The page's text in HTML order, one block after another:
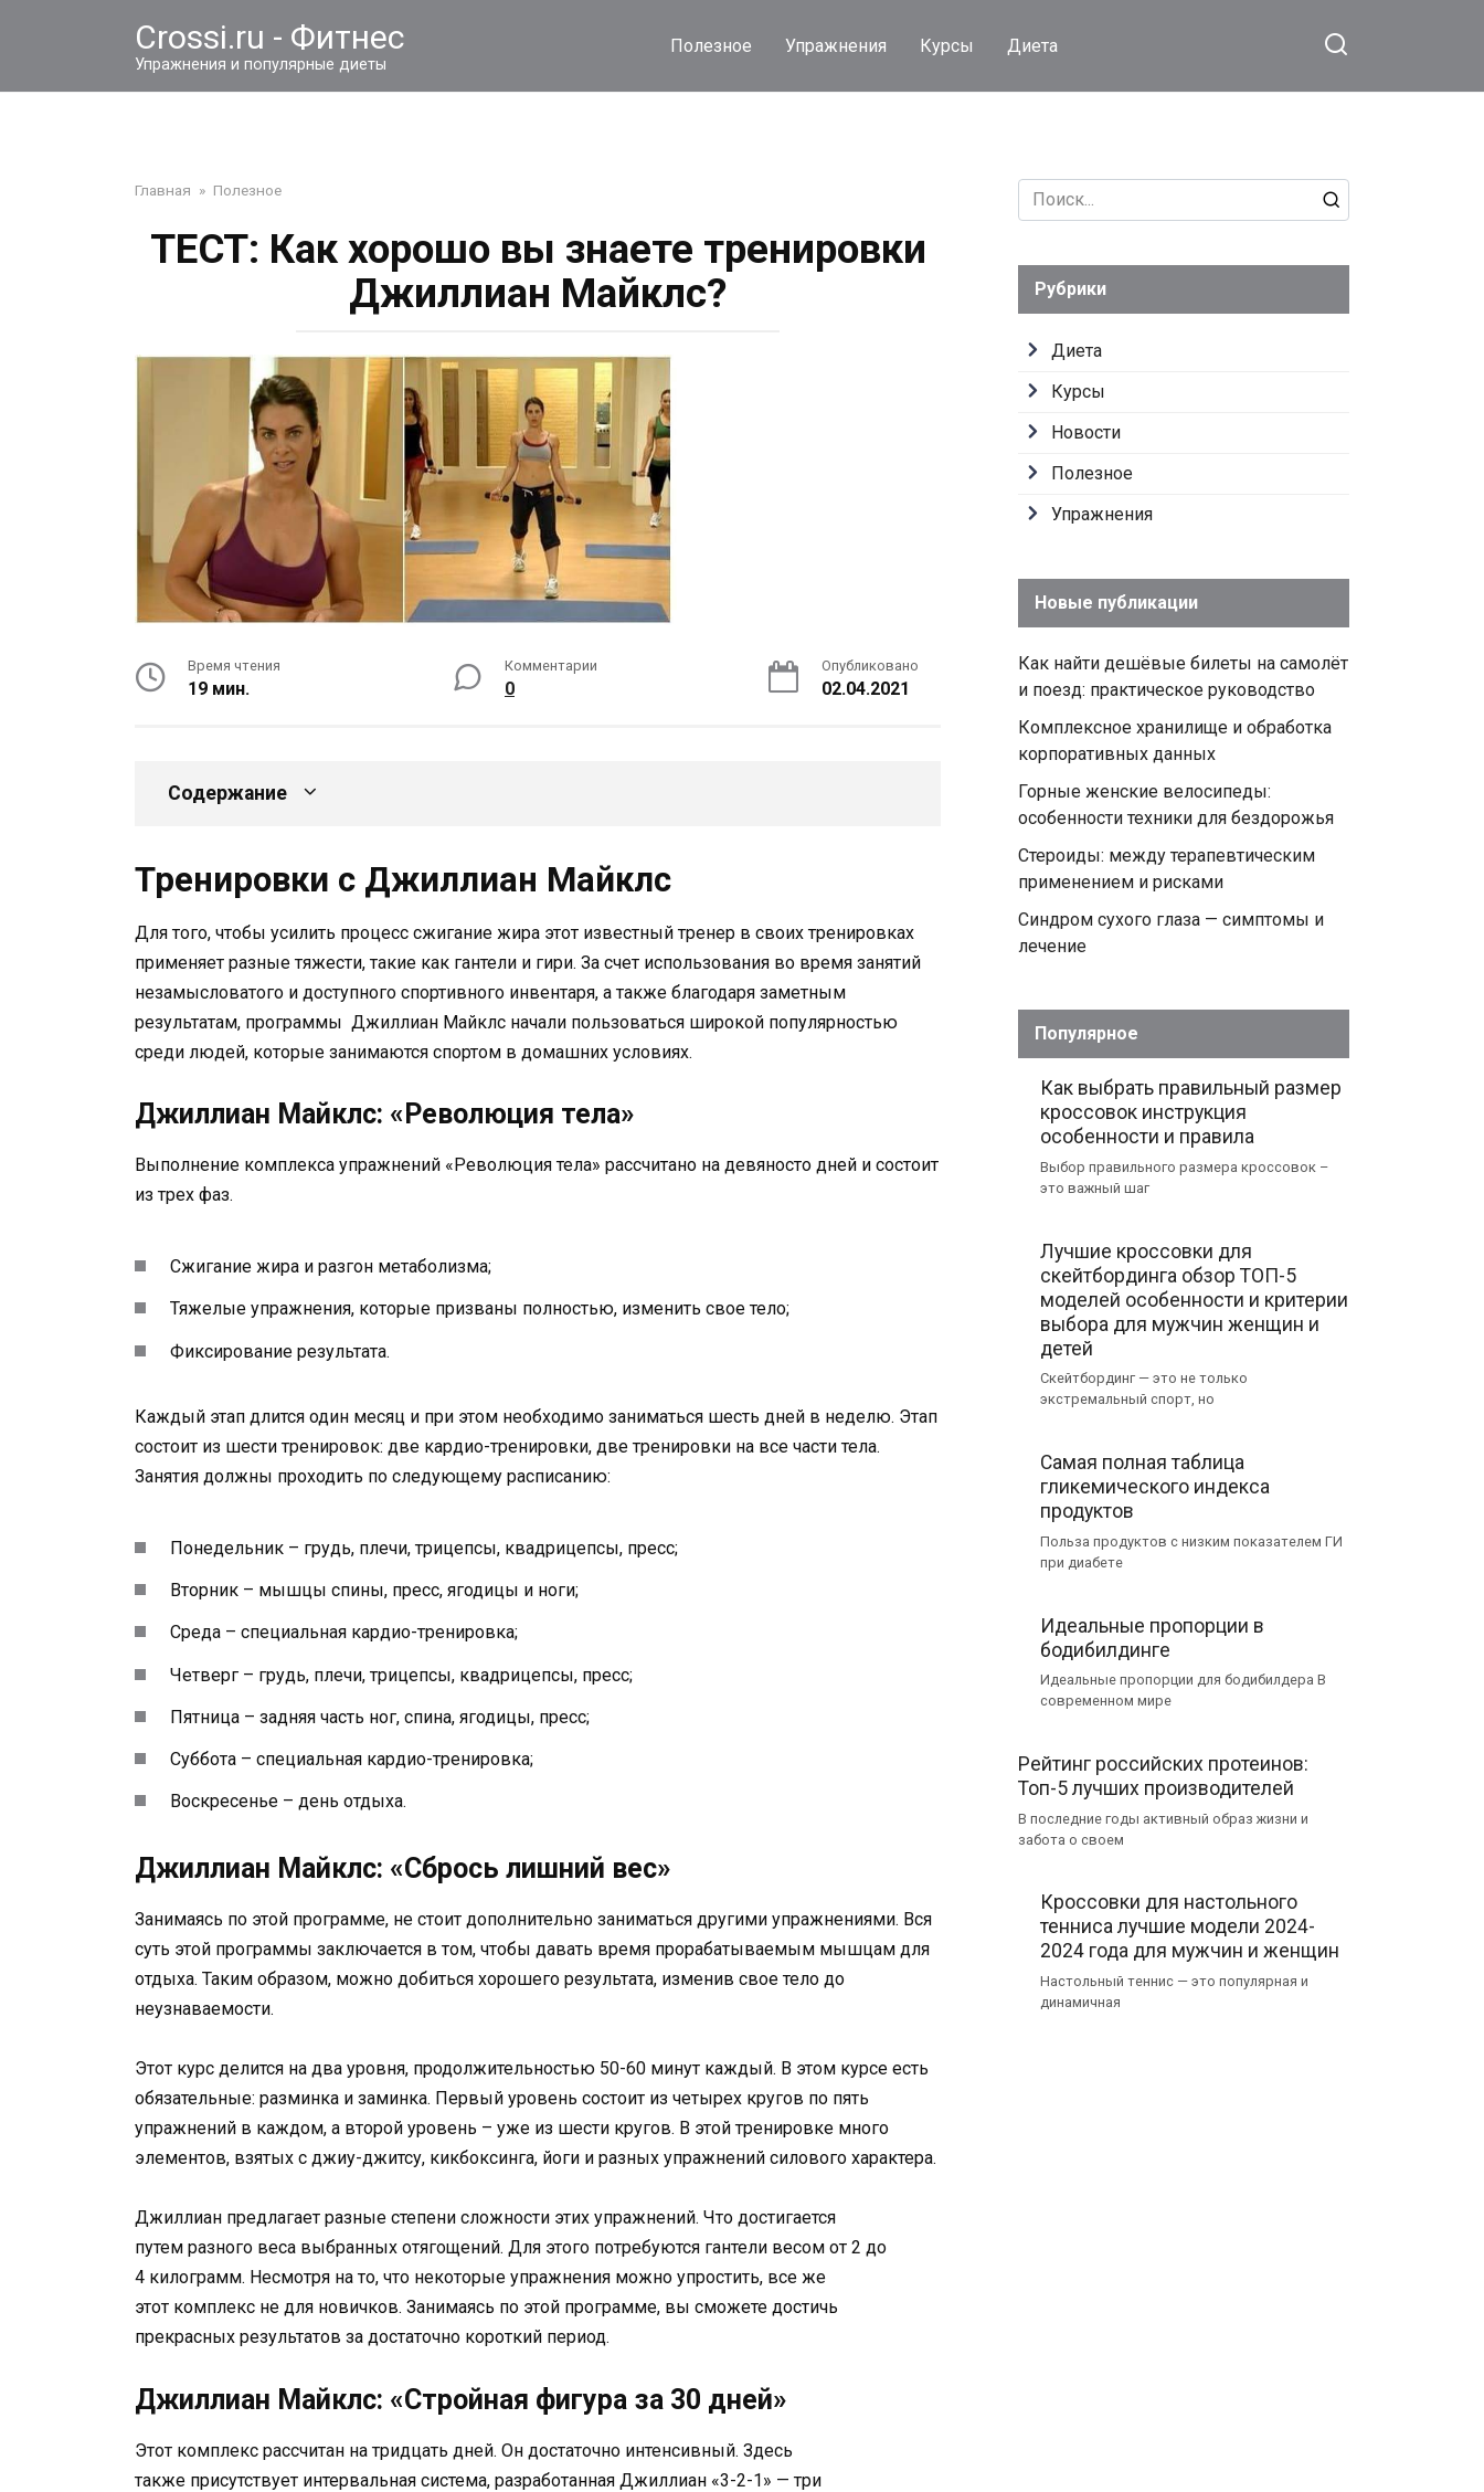
Crossi.ru - Фитнес
Упражнения и популярные диеты
Полезное Упражнения Курсы Диета
Главная » Полезное
ТЕСТ: Как хорошо вы знаете тренировки
Джиллиан Майклс?
Время чтения
19 мин.
Комментарии
0
Опубликовано
02.04.2021
Содержание
Тренировки с Джиллиан Майклс
Для того, чтобы усилить процесс сжигание жира этот известный тренер в своих тренировках
применяет разные тяжести, такие как гантели и гири. За счет использования во время занятий
незамысловатого и доступного спортивного инвентаря, а также благодаря заметным
результатам, программы Джиллиан Майклс начали пользоваться широкой популярностью
среди людей, которые занимаются спортом в домашних условиях.
Джиллиан Майклс: «Революция тела»
Выполнение комплекса упражнений «Революция тела» рассчитано на девяносто дней и состоит
из трех фаз.
Сжигание жира и разгон метаболизма;
Тяжелые упражнения, которые призваны полностью, изменить свое тело;
Фиксирование результата.
Каждый этап длится один месяц и при этом необходимо заниматься шесть дней в неделю. Этап
состоит из шести тренировок: две кардио-тренировки, две тренировки на все части тела.
Занятия должны проходить по следующему расписанию:
Понедельник – грудь, плечи, трицепсы, квадрицепсы, пресс;
Вторник – мышцы спины, пресс, ягодицы и ноги;
Среда – специальная кардио-тренировка;
Четверг – грудь, плечи, трицепсы, квадрицепсы, пресс;
Пятница – задняя часть ног, спина, ягодицы, пресс;
Суббота – специальная кардио-тренировка;
Воскресенье – день отдыха.
Джиллиан Майклс: «Сбрось лишний вес»
Занимаясь по этой программе, не стоит дополнительно заниматься другими упражнениями. Вся
суть этой программы заключается в том, чтобы давать время прорабатываемым мышцам для
отдыха. Таким образом, можно добиться хорошего результата, изменив свое тело до
неузнаваемости.
Этот курс делится на два уровня, продолжительностью 50-60 минут каждый. В этом курсе есть
обязательные: разминка и заминка. Первый уровень состоит из четырех кругов по пять
упражнений в каждом, а второй уровень – уже из шести кругов. В этой тренировке много
элементов, взятых с джиу-джитсу, кикбоксинга, йоги и разных упражнений силового характера.
Джиллиан предлагает разные степени сложности этих упражнений. Что достигается
путем разного веса выбранных отягощений. Для этого потребуются гантели весом от 2 до
4 килограмм. Несмотря на то, что некоторые упражнения можно упростить, все же
этот комплекс не для новичков. Занимаясь по этой программе, вы сможете достичь
прекрасных результатов за достаточно короткий период.
Джиллиан Майклс: «Стройная фигура за 30 дней»
Этот комплекс рассчитан на тридцать дней. Он достаточно интенсивный. Здесь
также присутствует интервальная система, разработанная Джиллиан «3-2-1» — три
Search
for:
Рубрики
Диета
Курсы
Новости
Полезное
Упражнения
Новые публикации
Как найти дешёвые билеты на самолёт
и поезд: практическое руководство
Комплексное хранилище и обработка
корпоративных данных
Горные женские велосипеды:
особенности техники для бездорожья
Стероиды: между терапевтическим
применением и рисками
Синдром сухого глаза — симптомы и
лечение
Популярное
Как выбрать правильный размер
кроссовок инструкция
особенности и правила
Выбор правильного размера кроссовок –
это важный шаг
Лучшие кроссовки для
скейтбординга обзор ТОП-5
моделей особенности и критерии
выбора для мужчин женщин и
детей
Скейтбординг — это не только
экстремальный спорт, но
Самая полная таблица
гликемического индекса
продуктов
Польза продуктов с низким показателем ГИ
при диабете
Идеальные пропорции в
бодибилдинге
Идеальные пропорции для бодибилдера В
современном мире
Рейтинг российских протеинов:
Топ-5 лучших производителей
В последние годы активный образ жизни и
забота о своем
Кроссовки для настольного
тенниса лучшие модели 2024-
2024 года для мужчин и женщин
Настольный теннис — это популярная и
динамичная